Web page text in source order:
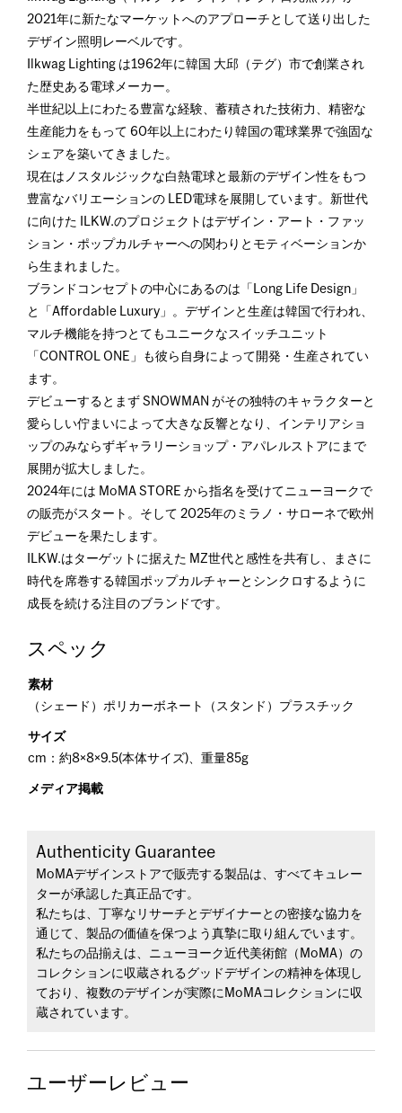
2021年に新たなマーケットへのアプローチとして送り出した
デザイン照明レーベルです。
Ilkwag Lighting は1962年に韓国 大邱（テグ）市で創業され
た歴史ある電球メーカー。
半世紀以上にわたる豊富な経験、蓄積された技術力、精密な
生産能力をもって 60年以上にわたり韓国の電球業界で強固な
シェアを築いてきました。
現在はノスタルジックな白熱電球と最新のデザイン性をもつ
豊富なバリエーションの LED電球を展開しています。新世代
に向けた ILKW.のプロジェクトはデザイン・アート・ファッ
ション・ポップカルチャーへの関わりとモティベーションか
ら生まれました。
ブランドコンセプトの中心にあるのは「Long Life Design」
と「Affordable Luxury」。デザインと生産は韓国で行われ、
マルチ機能を持つとてもユニークなスイッチユニット
「CONTROL ONE」も彼ら自身によって開発・生産されてい
ます。
デビューするとまず SNOWMAN がその独特のキャラクターと
愛らしい佇まいによって大きな反響となり、インテリアショ
ップのみならずギャラリーショップ・アパレルストアにまで
展開が拡大しました。
2024年には MoMA STORE から指名を受けてニューヨークで
の販売がスタート。そして 2025年のミラノ・サローネで欧州
デビューを果たします。
ILKW.はターゲットに据えた MZ世代と感性を共有し、まさに
時代を席巻する韓国ポップカルチャーとシンクロするように
成長を続ける注目のブランドです。
スペック
素材
（シェード）ポリカーボネート（スタンド）プラスチック
サイズ
cm：約8×8×9.5(本体サイズ)、重量85g
メディア掲載
Authenticity Guarantee
MoMAデザインストアで販売する製品は、すべてキュレー
ターが承認した真正品です。
私たちは、丁寧なリサーチとデザイナーとの密接な協力を
通じて、製品の価値を保つよう真摯に取り組んでいます。
私たちの品揃えは、ニューヨーク近代美術館（MoMA）の
コレクションに収蔵されるグッドデザインの精神を体現し
ており、複数のデザインが実際にMoMAコレクションに収
蔵されています。
ユーザーレビュー